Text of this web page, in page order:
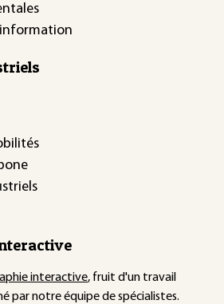
interactive, fruit d'un travail
par notre équipe de spécialistes.